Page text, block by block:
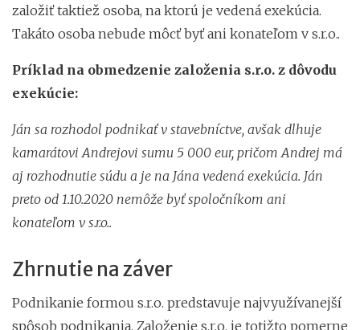
založiť taktiež osoba, na ktorú je vedená exekúcia.
Takáto osoba nebude môcť byť ani konateľom v s.r.o..
Príklad na obmedzenie založenia s.r.o. z dôvodu
exekúcie:
Ján sa rozhodol podnikať v stavebníctve, avšak dlhuje
kamarátovi Andrejovi sumu 5 000 eur, pričom Andrej má
aj rozhodnutie súdu a je na Jána vedená exekúcia. Ján
preto od 1.10.2020 nemôže byť spoločníkom ani
konateľom v s.r.o..
Zhrnutie na záver
Podnikanie formou s.r.o. predstavuje najvyužívanejší
spôsob podnikania. Založenie s.r.o. je totižto pomerne